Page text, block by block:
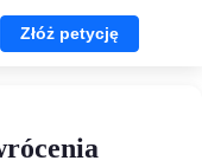
Złóż petycję